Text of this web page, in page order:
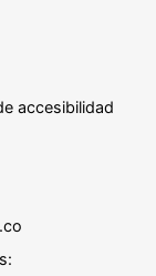
accesibilidad